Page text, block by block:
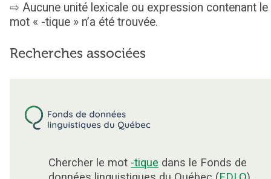
Aucune unité lexicale ou expression contenant le
mot « -tique » n’a été trouvée.
Recherches associées
Chercher le mot -tique dans le Fonds de